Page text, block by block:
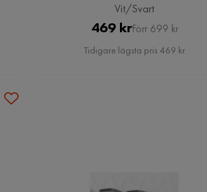
Vit/Svart
Pris
469 krOriginal
Pris
Förr 699 kr
Tidigare lägsta pris 469 kr